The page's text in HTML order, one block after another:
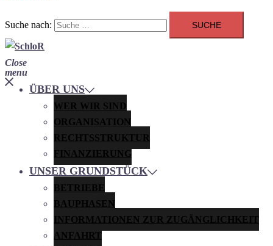
Suche nach:
Close
menu
ÜBER UNS
WER WIR SIND
ORGANISATION
RECHTSSTRUKTUR
FINANZIERUNG
UNSER GRUNDSTÜCK
BETRIEBE
BAUPHASEN
INFORMATIONEN ZUR ZUGÄNGLICHKEIT
ANFAHRT